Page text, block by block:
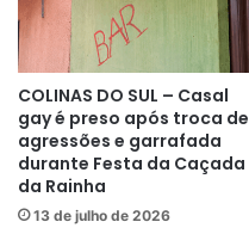
COLINAS DO SUL – Casal
gay é preso após troca de
agressões e garrafada
durante Festa da Caçada
da Rainha
13 de julho de 2026